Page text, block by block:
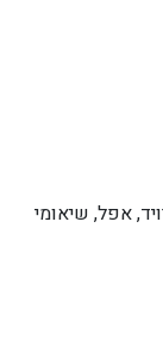
אפל, שיאומי